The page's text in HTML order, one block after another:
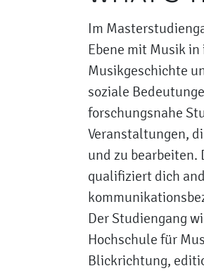
Im
Ebene mit Musik
Musikgeschichte
soziale
forschungsnahe
Veranstaltungen,
und zu bearbeiten.
qualifiziert dich
Der Studiengang
Hochschule für
Blickrichtung,